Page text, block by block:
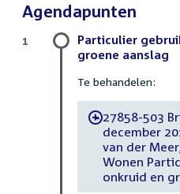
Agendapunten
Particulier
groene aanslag
Te behandelen:
-27858-503
december
van der
Wonen
onkruid en
1